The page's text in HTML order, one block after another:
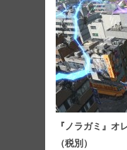
『ノラガミ』オ
（税別）